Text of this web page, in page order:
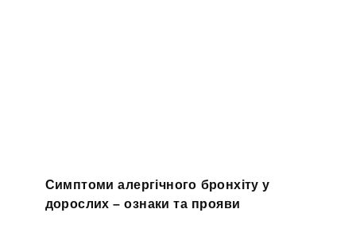
Симптоми алергічного бронхіту у
дорослих – ознаки та прояви